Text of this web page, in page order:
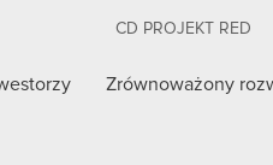
CD PROJEKT RED
Zrównoważony